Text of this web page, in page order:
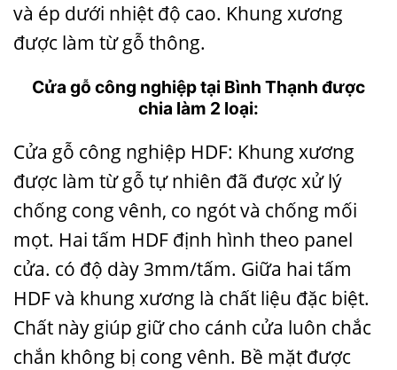
và ép dưới nhiệt độ cao. Khung xương
được làm từ gỗ thông.
Cửa gỗ công nghiệp tại Bình Thạnh được
chia làm 2 loại:
Cửa gỗ công nghiệp HDF: Khung xương
được làm từ gỗ tự nhiên đã được xử lý
chống cong vênh, co ngót và chống mối
mọt. Hai tấm HDF định hình theo panel
cửa. có độ dày 3mm/tấm. Giữa hai tấm
HDF và khung xương là chất liệu đặc biệt.
Chất này giúp giữ cho cánh cửa luôn chắc
chắn không bị cong vênh. Bề mặt được